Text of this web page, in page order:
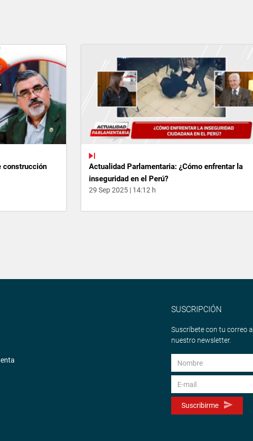
construcción
Actualidad Parlamentaria: ¿Cómo enfrentar la
inseguridad en el Perú?
29 Sep 2025 | 14:12 h
SUSCRIPCIÓN
Suscríbete con tu correo a
nuestro newsletter.
Suscribirme